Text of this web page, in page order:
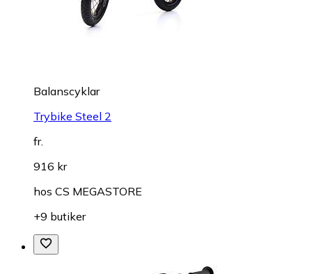
Balanscyklar
Trybike Steel 2
fr.
916 kr
hos CS MEGASTORE
+9 butiker